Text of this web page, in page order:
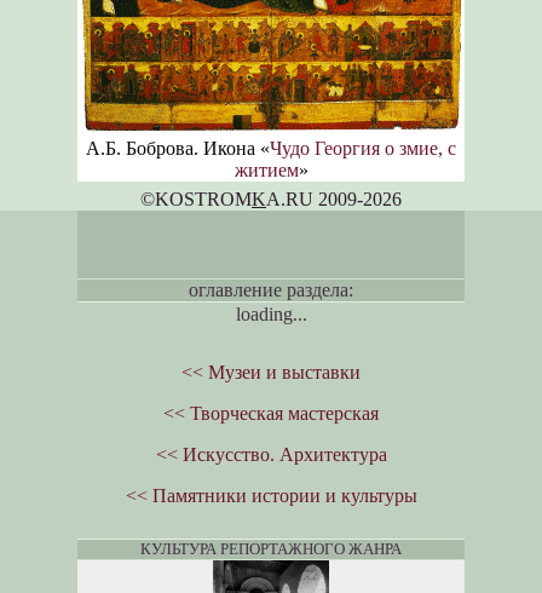
А.Б. Боброва. Икона «Чудо Георгия о змие, с
житием»
©KOSTROMKA.RU 2009-2026
оглавление раздела:
loading...
<< Музеи и выставки
<< Творческая мастерская
<< Искусство. Архитектура
<< Памятники истории и культуры
КУЛЬТУРА РЕПОРТАЖНОГО ЖАНРА